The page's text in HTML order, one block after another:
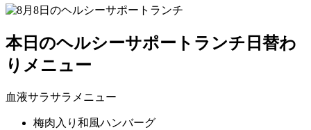
本日のヘルシーサポートランチ日替わ
りメニュー
血液サラサラメニュー
梅肉入り和風ハンバーグ